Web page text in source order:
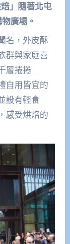
」隨著北屯
廣場。
名，外皮酥
群與家庭喜
層捲捲
自用皆宜的
設有輕食
感受烘焙的